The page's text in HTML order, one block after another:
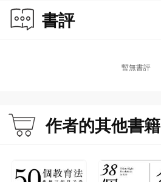
書評
暫無書評
作者的其他書籍